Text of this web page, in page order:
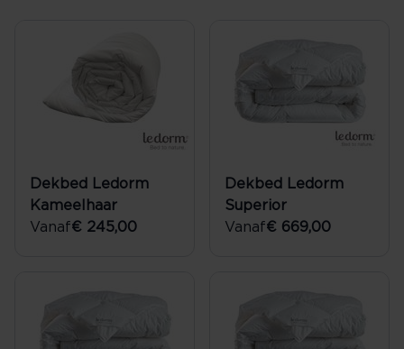
Dekbed Ledorm
Kameelhaar
Vanaf€ 245,00
Dekbed Ledorm
Superior
Vanaf€ 669,00